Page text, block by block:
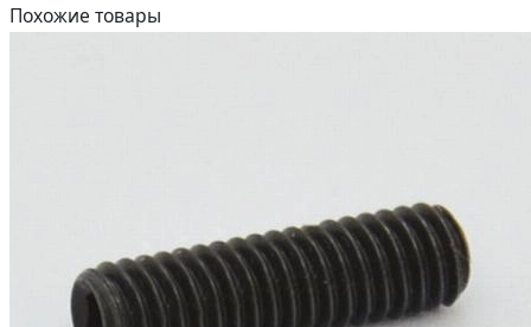
Похожие товары